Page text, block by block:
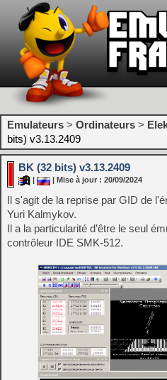
Emulateurs > Ordinateurs >
bits) v3.13.2409
BK (32 bits) v3.13.2409
| Mise à jour : 20/09/2024
Il s'agit de la reprise par GID de
Yuri Kalmykov.
Il a la particularité d’être le seul
contrôleur IDE SMK-512.